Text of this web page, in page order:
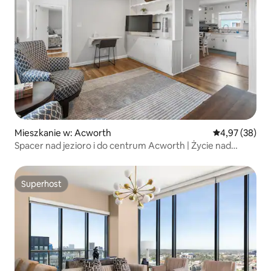
Mieszkanie w: Acworth Średnia
4,97 (38)
Spacer nad jezioro i do centrum Acworth | Życie nad
Superhost
Superhost